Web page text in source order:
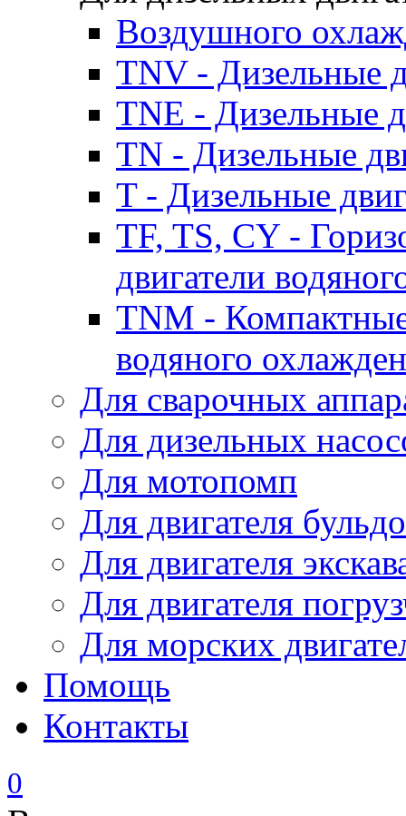
Воздушного
TNV - Дизельные
TNE - Дизельные
TN - Дизельные
T - Дизельные
TF, TS, CY -
двигатели
TNM -
водяного
Для сварочных
Для дизельных
Для мотопомп
Для двигателя
Для двигателя
Для двигателя
Для морских
Помощь
Контакты
0